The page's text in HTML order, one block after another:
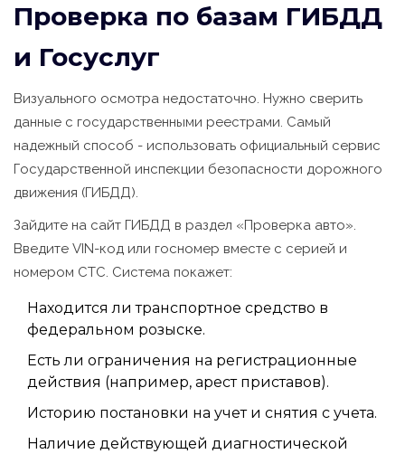
Проверка по базам ГИБДД
и Госуслуг
Визуального осмотра недостаточно. Нужно сверить
данные с государственными реестрами. Самый
надежный способ - использовать официальный сервис
Государственной инспекции безопасности дорожного
движения (ГИБДД).
Зайдите на сайт ГИБДД в раздел «Проверка авто».
Введите VIN-код или госномер вместе с серией и
номером СТС. Система покажет:
Находится ли транспортное средство в
федеральном розыске.
Есть ли ограничения на регистрационные
действия (например, арест приставов).
Историю постановки на учет и снятия с учета.
Наличие действующей диагностической